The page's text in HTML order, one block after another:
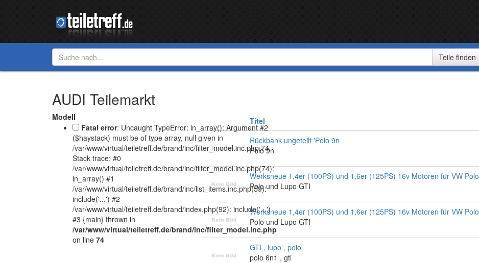
AUDI Teilemarkt
Titel
Rückbank ungeteilt 'Polo 9n
Polo 9n
Werksneue 1,4er (100PS) und 1,6er (125PS) 16v Motoren für VW Polo
Polo und Lupo GTI
Werksneue 1,4er (100PS) und 1,6er (125PS) 16v Motoren für VW Polo
Polo und Lupo GTI
GTI , lupo , polo
polo 6n1 , gti
Modell
Fatal error: Uncaught TypeError: in_array(): Argument #2
($haystack) must be of type array, null given in
/var/www/virtual/teiletreff.de/brand/inc/filter_model.inc.php:74
Stack trace: #0
/var/www/virtual/teiletreff.de/brand/inc/filter_model.inc.php(74):
in_array() #1
/var/www/virtual/teiletreff.de/brand/inc/list_items.inc.php(59):
include('...') #2
/var/www/virtual/teiletreff.de/brand/index.php(92): include('...')
#3 {main} thrown in
/var/www/virtual/teiletreff.de/brand/inc/filter_model.inc.php
on line 74